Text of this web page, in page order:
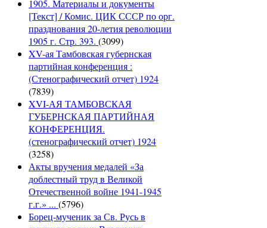
1905. Материалы и документы
[Текст] / Комис. ЦИК СССР по орг.
празднования 20-летия революции
1905 г. Стр. 393. (3099)
XV-ая Тамбовская губернская
партийная конференция :
(Стенографический отчет) 1924
(7839)
XVI-АЯ ТАМБОВСКАЯ
ГУБЕРНСКАЯ ПАРТИЙНАЯ
КОНФЕРЕНЦИЯ.
(стенографический отчет) 1924
(3258)
Акты вручения медалей «За
доблестный труд в Великой
Отечественной войне 1941-1945
г.г.» ... (5796)
Борец-мученик за Св. Русь в